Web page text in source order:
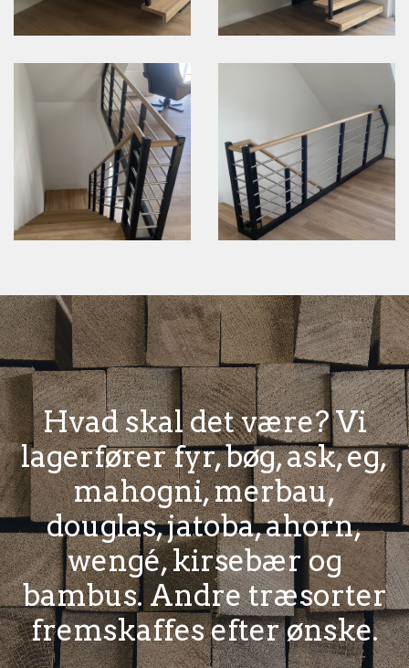
Hvad skal det være? Vi
lagerfører fyr, bøg, ask, eg,
mahogni, merbau,
douglas, jatoba, ahorn,
wengé, kirsebær og
bambus. Andre træsorter
fremskaffes efter ønske.